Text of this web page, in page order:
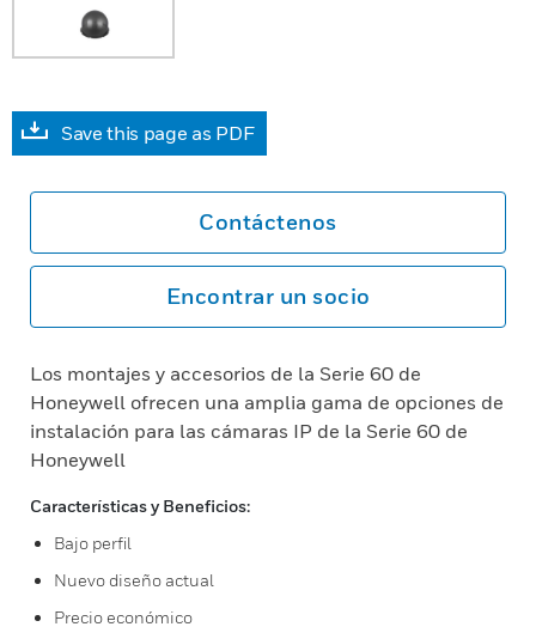
Save this page as PDF
Contáctenos
Encontrar un socio
Los montajes y accesorios de la Serie 60 de
Honeywell ofrecen una amplia gama de opciones de
instalación para las cámaras IP de la Serie 60 de
Honeywell
Características y Beneficios:
Bajo perfil
Nuevo diseño actual
Precio económico